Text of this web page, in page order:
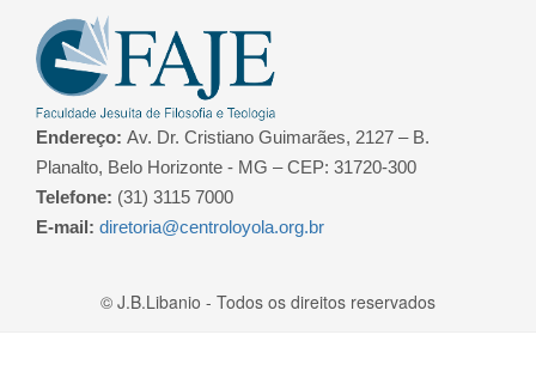
Endereço: Av. Dr. Cristiano Guimarães, 2127 – B.
Planalto, Belo Horizonte - MG – CEP: 31720-300
Telefone: (31) 3115 7000
E-mail: diretoria@centroloyola.org.br
© J.B.Libanio - Todos os direitos reservados